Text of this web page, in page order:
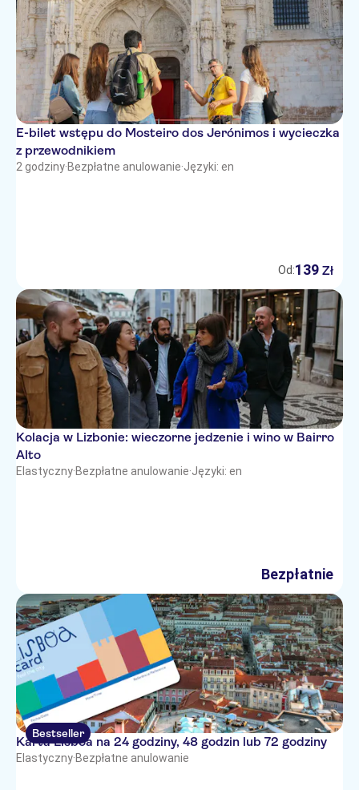
E-bilet wstępu do Mosteiro dos Jerónimos i wycieczka
z przewodnikiem
2 godziny·Bezpłatne anulowanie·Języki: en
Od:139 Zł
Kolacja w Lizbonie: wieczorne jedzenie i wino w Bairro
Alto
Elastyczny·Bezpłatne anulowanie·Języki: en
Bezpłatnie
Bestseller
Karta Lisboa na 24 godziny, 48 godzin lub 72 godziny
Elastyczny·Bezpłatne anulowanie